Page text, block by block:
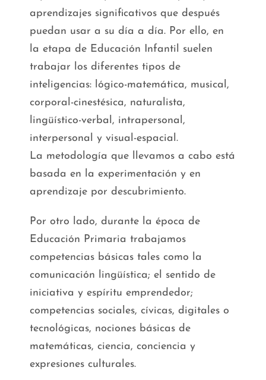
aprendizajes significativos que después
puedan usar a su día a día. Por ello, en
la etapa de Educación Infantil suelen
trabajar los diferentes tipos de
inteligencias: lógico-matemática, musical,
corporal-cinestésica, naturalista,
lingüístico-verbal, intrapersonal,
interpersonal y visual-espacial.
La metodología que llevamos a cabo está
basada en la experimentación y en
aprendizaje por descubrimiento.
Por otro lado, durante la época de
Educación Primaria trabajamos
competencias básicas tales como la
comunicación lingüística; el sentido de
iniciativa y espíritu emprendedor;
competencias sociales, cívicas, digitales o
tecnológicas, nociones básicas de
matemáticas, ciencia, conciencia y
expresiones culturales.